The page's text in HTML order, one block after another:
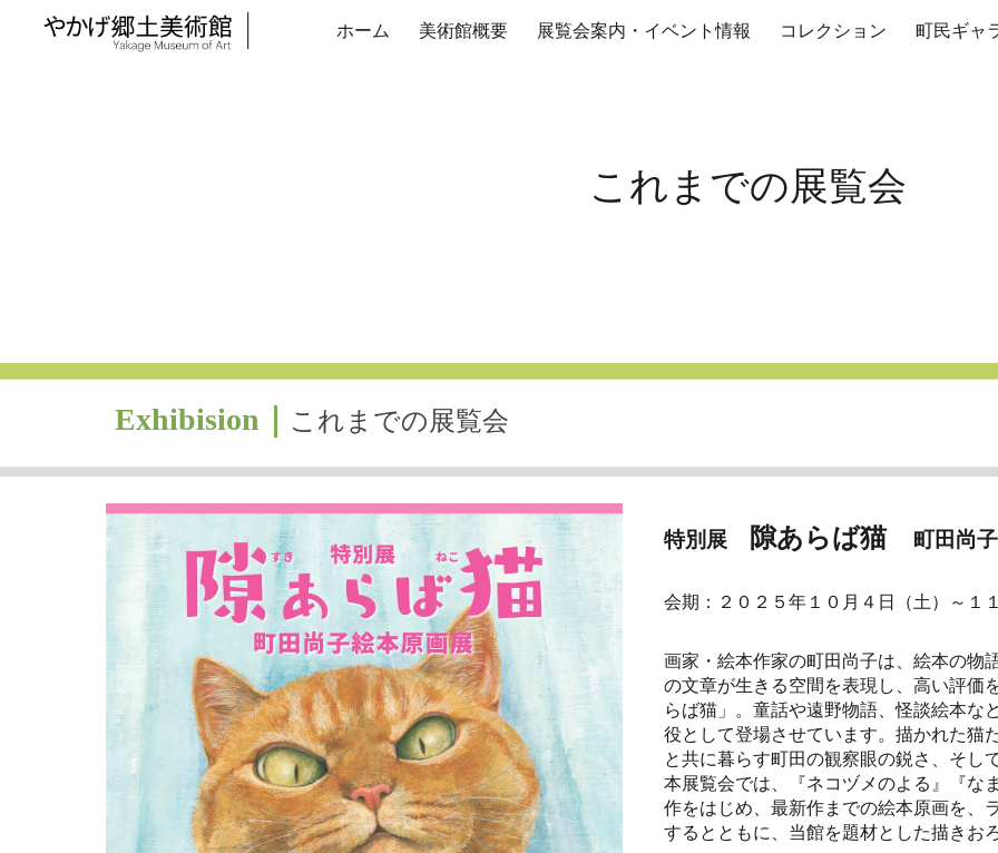
Skip to main content Skip to
ホーム 美術館概要 展覧会案内・イベント情報 コレクション 町民ギャ
これまでの展覧会
Exhibision｜ これまでの展覧会
特別 展 隙あらば猫 町田尚
会期 ：２０ ２５年１０月 ４ 日（土 ）～ １１
画家・絵本作家の町田尚子は、絵本の物
の文章が生きる空間を表現し、高い評価
らば猫」。童話や遠野物語、怪談絵本な
役として登場させています。描かれた猫
と共に暮らす町田の観察眼の鋭さ、そし
本展覧会では、『ネコヅメのよる』『な
作をはじめ、最新作までの絵本原画を、
するとともに、当館を題材とした描きお